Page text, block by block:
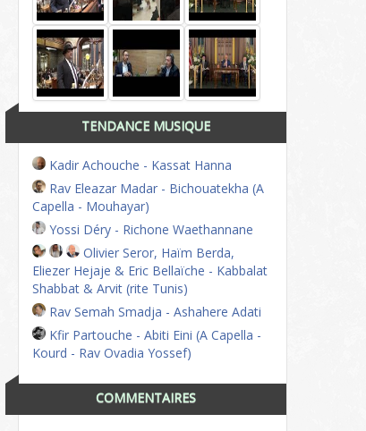
TENDANCE MUSIQUE
Kadir Achouche - Kassat Hanna
Rav Eleazar Madar - Bichouatekha (A
Capella - Mouhayar)
Yossi Déry - Richone Waethannane
Olivier Seror, Haïm Berda,
Eliezer Hejaje & Eric Bellaïche - Kabbalat
Shabbat & Arvit (rite Tunis)
Rav Semah Smadja - Ashahere Adati
Kfir Partouche - Abiti Eini (A Capella -
Kourd - Rav Ovadia Yossef)
COMMENTAIRES